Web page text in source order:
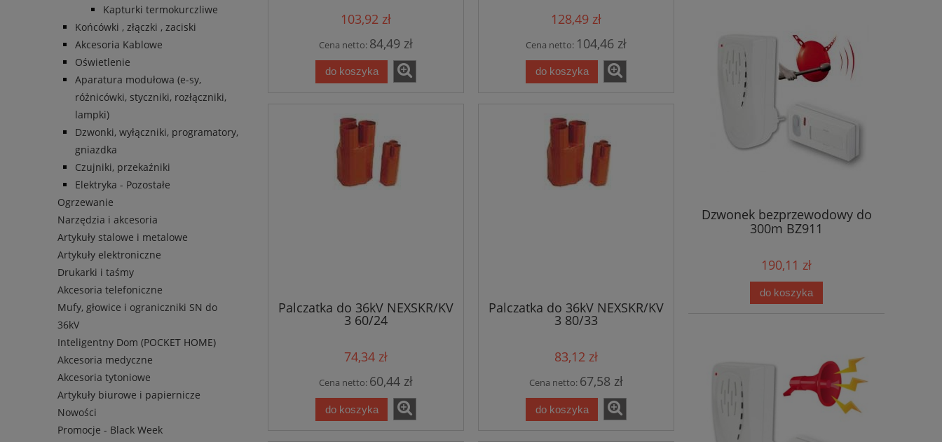
Kapturki termokurczliwe
Końcówki , złączki , zaciski
Akcesoria Kablowe
Oświetlenie
Aparatura modułowa (e-sy,
różnicówki, styczniki, rozłączniki,
lampki)
Dzwonki, wyłączniki, programatory,
gniazdka
Czujniki, przekaźniki
Elektryka - Pozostałe
Ogrzewanie
Narzędzia i akcesoria
Artykuły stalowe i metalowe
Artykuły elektroniczne
Drukarki i taśmy
Akcesoria telefoniczne
Mufy, głowice i ograniczniki SN do
36kV
Inteligentny Dom (POCKET HOME)
Akcesoria medyczne
Akcesoria tytoniowe
Artykuły biurowe i papiernicze
Nowości
Promocje - Black Week
103,92 zł
Cena netto: 84,49 zł
do koszyka
128,49 zł
Cena netto: 104,46 zł
do koszyka
Palczatka do 36kV NEXSKR/KV
3 60/24
74,34 zł
Cena netto: 60,44 zł
do koszyka
Palczatka do 36kV NEXSKR/KV
3 80/33
83,12 zł
Cena netto: 67,58 zł
do koszyka
Dzwonek bezprzewodowy do
300m BZ911
190,11 zł
do koszyka